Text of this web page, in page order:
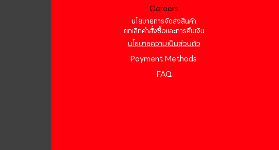
Careers
นโยบายการจัดส่งสินค้า
ยกเลิกคำสั่งซื้อและการคืนเงิน
นโยบายความเป็นส่วนตัว
Payment Methods
FAQ